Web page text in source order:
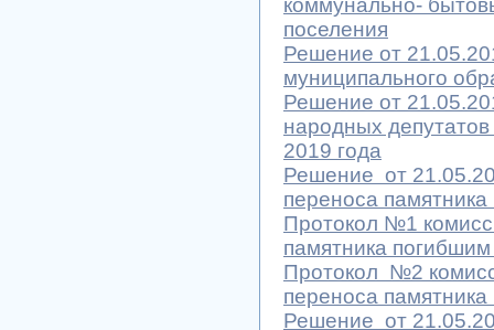
коммунально-
поселения
Решение от
муниципального
Решение от
народных
2019 года
Решение от
переноса
Протокол №1
памятника
Протокол №2
переноса
Решение от